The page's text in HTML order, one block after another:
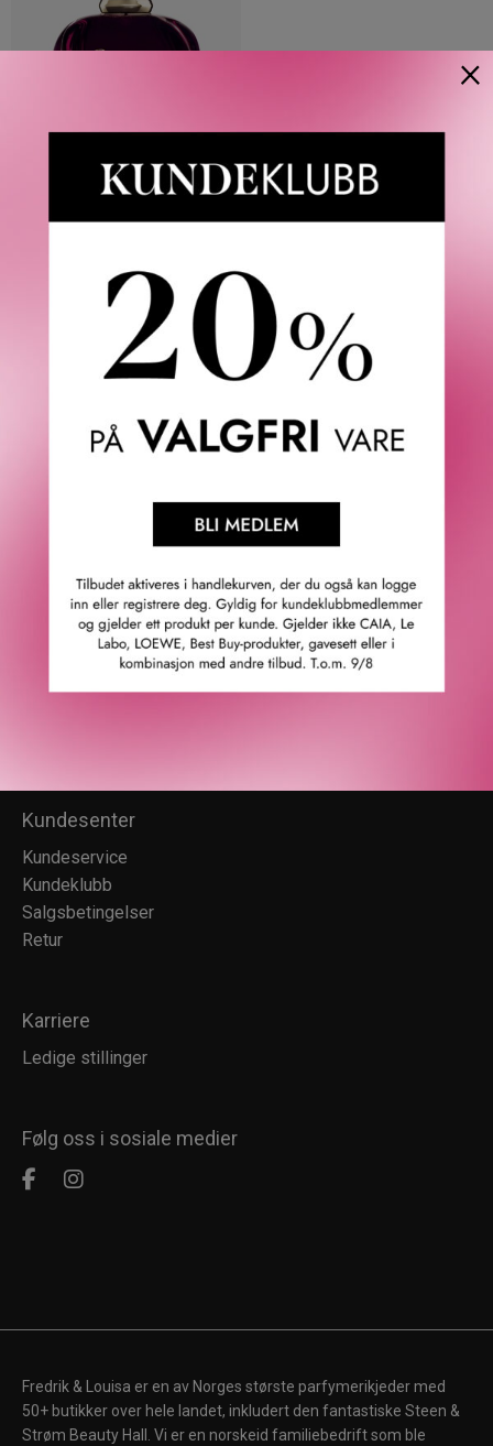
POISON EAU DE TOILETTE
Autorisert forhandler
Redegjørelse åpenhetsloven
Våre butikker
Personvern
Kundesenter
Kundeservice
Kundeklubb
Salgsbetingelser
Retur
Karriere
Ledige stillinger
Følg oss i sosiale medier
Fredrik & Louisa er en av Norges største parfymerikjeder med
50+ butikker over hele landet, inkludert den fantastiske Steen &
Strøm Beauty Hall. Vi er en norskeid familiebedrift som ble
×